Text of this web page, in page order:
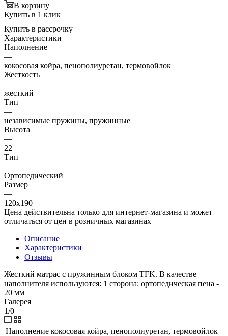
В корзину
Купить в 1 клик
Купить в рассрочку
Характеристики
Наполнение
—
кокосовая койра, пенополиуретан, термовойлок
Жесткость
—
жесткий
Тип
—
независимые пружины, пружинные
Высота
—
22
Тип
—
Ортопедический
Размер
—
120x190
Цена действительна только для интернет-магазина и может
отличаться от цен в розничных магазинах
Описание
Характеристики
Отзывы
Жесткий матрас с пружинным блоком TFK. В качестве
наполнителя используются: 1 сторона: ортопедическая пена -
20 мм
Галерея
1/0 —
Наполнение кокосовая койра, пенополиуретан, термовойлок